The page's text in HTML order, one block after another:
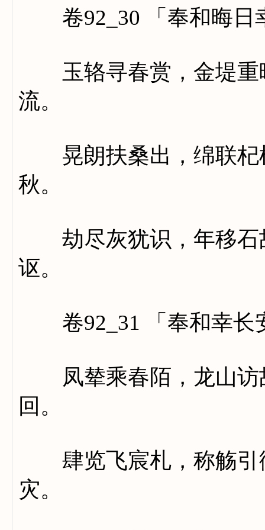
卷92_30 「奉和晦日
玉辂寻春赏，金堤重
流。
晃朗扶桑出，绵联杞
秋。
劫尽灰犹识，年移石
讴。
卷92_31 「奉和幸长
凤辇乘春陌，龙山访
回。
肆览飞宸札，称觞引
灾。